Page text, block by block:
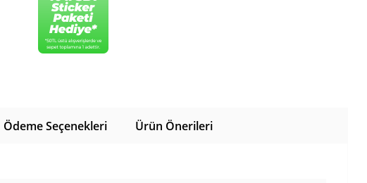
Ödeme Seçenekleri Ürün Önerileri